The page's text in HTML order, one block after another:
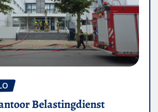
Belastingdienst